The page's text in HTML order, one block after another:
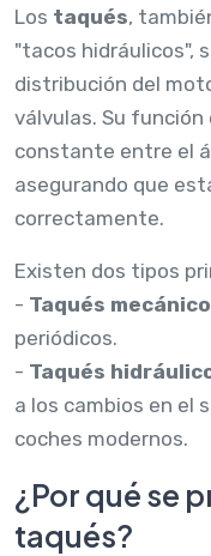
Los taqués,
"tacos hidráulicos",
distribución del
válvulas. Su
constante entre el
asegurando que
correctamente.
Existen dos tipos
- Taqués
periódicos.
- Taqués
a los cambios en el
coches modernos.
¿Por qué se
taqués?